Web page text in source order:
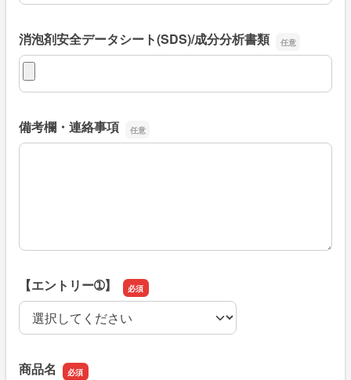
消泡剤安全データシート(SDS)/成分分析書類
消泡剤安全データシート(SDS)/成分分析書類
備考欄・連絡事項
備考欄・連絡事項
【エントリー➀】
【エントリー➀】
商品名